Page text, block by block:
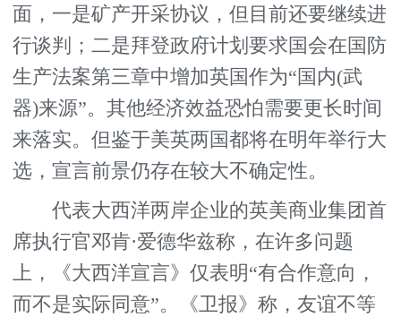
面，一是矿产开采协议，但目前还要继续进
行谈判；二是拜登政府计划要求国会在国防
生产法案第三章中增加英国作为“国内(武
器)来源”。其他经济效益恐怕需要更长时间
来落实。但鉴于美英两国都将在明年举行大
选，宣言前景仍存在较大不确定性。
代表大西洋两岸企业的英美商业集团首
席执行官邓肯·爱德华兹称，在许多问题
上，《大西洋宣言》仅表明“有合作意向，
而不是实际同意”。《卫报》称，友谊不等